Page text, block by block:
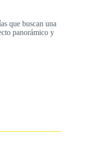
que buscan una
panorámico y